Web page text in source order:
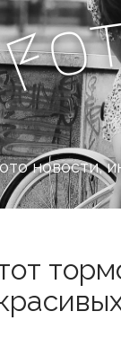
o
новости,